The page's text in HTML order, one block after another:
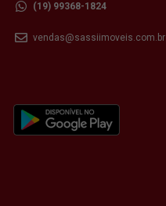
(19) 99368-1824
vendas@sassiimoveis.com.br